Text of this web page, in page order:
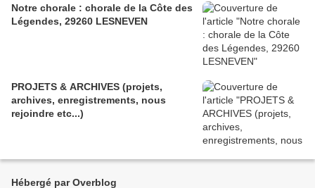
Notre chorale : chorale de la Côte des
Légendes, 29260 LESNEVEN
PROJETS & ARCHIVES (projets,
archives, enregistrements, nous
rejoindre etc...)
Hébergé par Overblog